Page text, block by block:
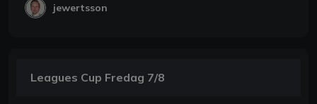
jewertsson
Leagues Cup Fredag 7/8